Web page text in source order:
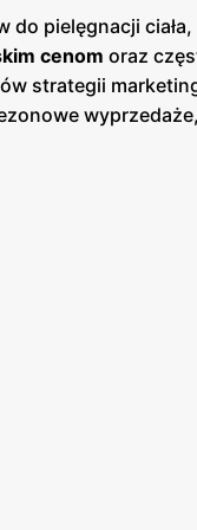
pielęgnacji
cenom oraz
strategii
w sklepach, jak i
i